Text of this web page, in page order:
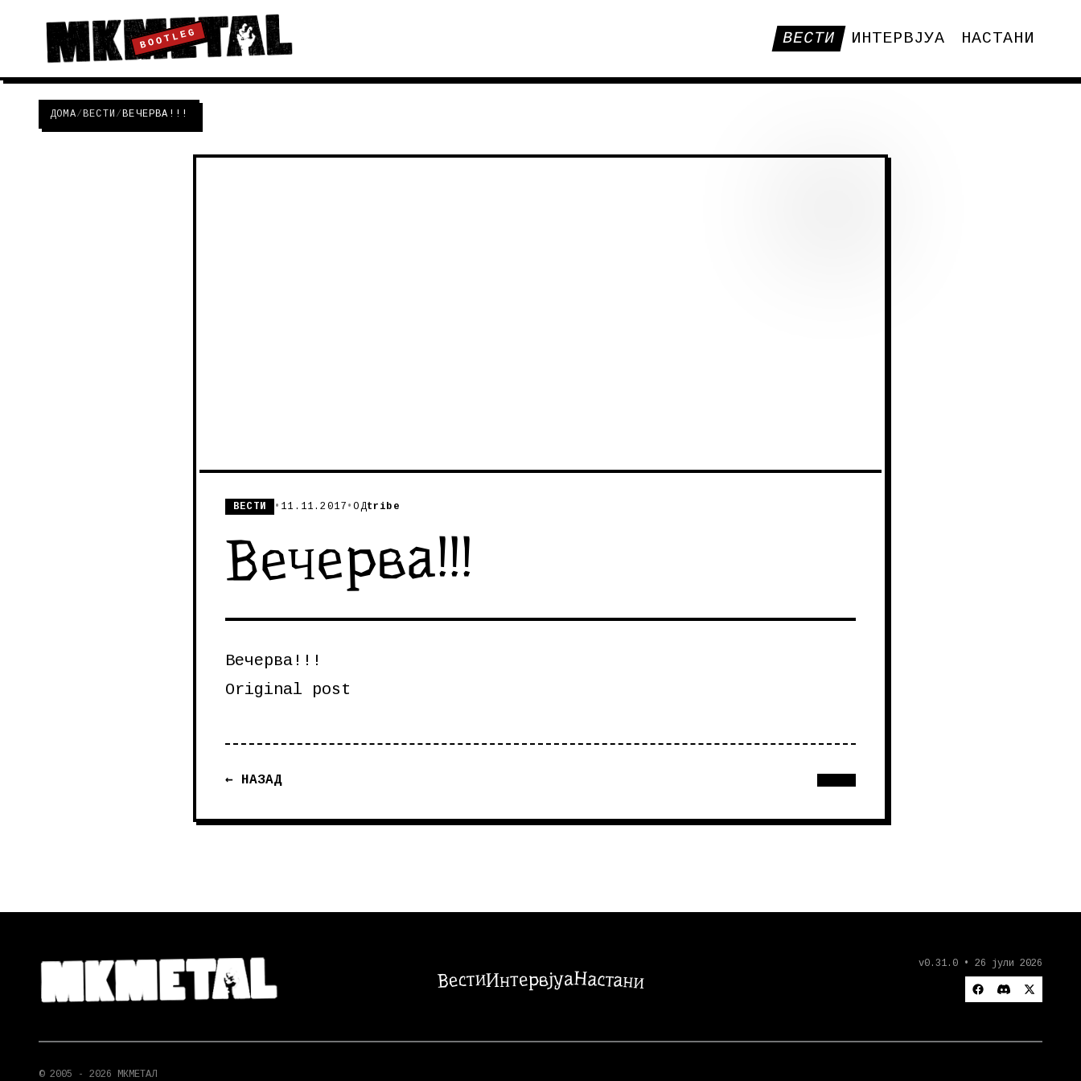
BOOTLEG ВЕСТИ ИНТЕРВЈУА НАСТАНИ
ДОМА/ВЕСТИ /ВЕЧЕРВА!!!
ВЕСТИ • 11.11.2017 •ОДtribe
Вечерва!!!
Вечерва!!!
Original post
← НАЗАД
ВестиИнтервјуаНастани
v0.31.0 • 26 јули 2026
© 2005 - 2026 МКМЕТАЛ